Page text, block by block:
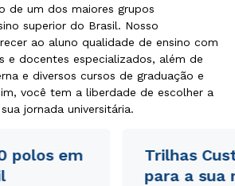
de um dos maiores grupos
superior do Brasil. Nosso
ao aluno qualidade de ensino com
e docentes especializados, além de
e diversos cursos de graduação e
você tem a liberdade de escolher a
jornada universitária.
polos em
Trilhas
para a sua